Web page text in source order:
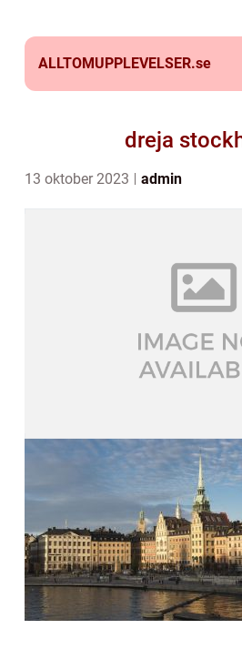
ALLTOMUPPLEVELSER.se
dreja
13 oktober 2023 admin